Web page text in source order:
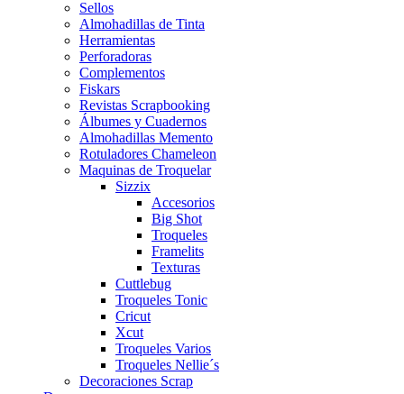
Sellos
Almohadillas de Tinta
Herramientas
Perforadoras
Complementos
Fiskars
Revistas Scrapbooking
Álbumes y Cuadernos
Almohadillas Memento
Rotuladores Chameleon
Maquinas de Troquelar
Sizzix
Accesorios
Big Shot
Troqueles
Framelits
Texturas
Cuttlebug
Troqueles Tonic
Cricut
Xcut
Troqueles Varios
Troqueles Nellie´s
Decoraciones Scrap